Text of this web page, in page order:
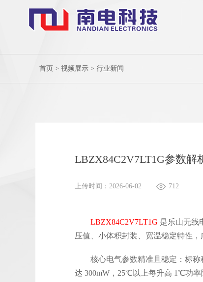
首页 > 视频展示 > 行业新闻
LBZX84C2V7LT1G参数
上传时间：2026-06-02 712
LBZX84C2V7LT1G 是乐山无线
压值、小体积封装、宽温稳定特性
核心电气参数精准且稳定：标
达 300mW，25℃以上每升高 1℃功率